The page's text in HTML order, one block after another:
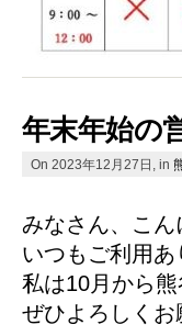
年末年始の
On 2023年12月27日, in
みなさん、こん
いつもご利用あ
私は10月から
ぜひよろしくお